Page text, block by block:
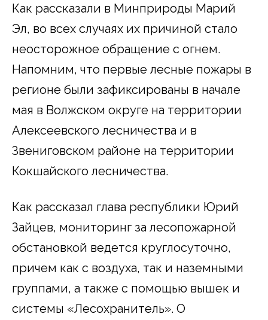
Как рассказали в Минприроды Марий
Эл, во всех случаях их причиной стало
неосторожное обращение с огнем.
Напомним, что первые лесные пожары в
регионе были зафиксированы в начале
мая в Волжском округе на территории
Алексеевского лесничества и в
Звениговском районе на территории
Кокшайского лесничества.
Как рассказал глава республики Юрий
Зайцев, мониторинг за лесопожарной
обстановкой ведется круглосуточно,
причем как с воздуха, так и наземными
группами, а также с помощью вышек и
системы «Лесохранитель». О